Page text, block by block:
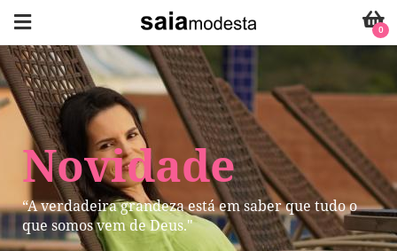
Novidade
“A verdadeira grandeza está em saber que tudo o
que somos vem de Deus."
0